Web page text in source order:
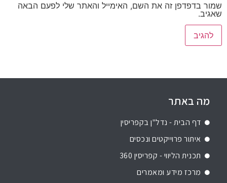
שמור בדפדפן זה את השם, האימייל והאתר שלי לפעם הבאה
שאגיב.
מה באתר
דף הבית - נדל"ן בקפריסין
איתור פרוייקטים ונכסים
תכנית הליווי - קפריסין 360
מרכז מידע ומאמרים